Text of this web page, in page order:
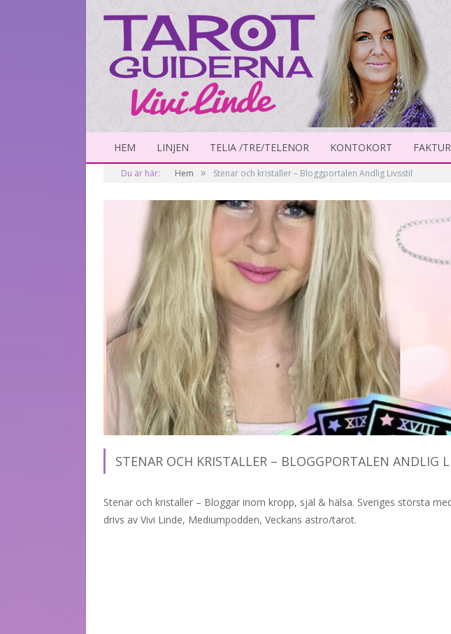
HEM LINJEN TELIA /TRE/TELENOR KONTOKORT
Du är här: Hem » Stenar och kristaller – Bloggportalen Andlig Livsstil
STENAR OCH KRISTALLER – BLOGGPORTALEN ANDLIG
Stenar och kristaller – Bloggar inom kropp, själ & hälsa. Sveriges största
drivs av Vivi Linde, Mediumpodden, Veckans astro/tarot.